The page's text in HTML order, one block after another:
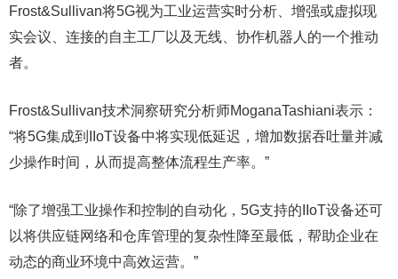
Frost&Sullivan将5G视为工业运营实时分析、增强或虚拟现
实会议、连接的自主工厂以及无线、协作机器人的一个推动
者。
Frost&Sullivan技术洞察研究分析师MoganaTashiani表示：
“将5G集成到IIoT设备中将实现低延迟，增加数据吞吐量并减
少操作时间，从而提高整体流程生产率。”
“除了增强工业操作和控制的自动化，5G支持的IIoT设备还可
以将供应链网络和仓库管理的复杂性降至最低，帮助企业在
动态的商业环境中高效运营。”